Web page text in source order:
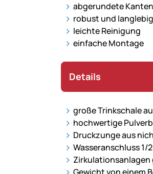
abgerundete
robust und langlebig
leichte Reinigung
einfache Montage
Details
große Trinkschale
hochwertige
Druckzunge aus
Wasseranschluss
Zirkulationsanlagen